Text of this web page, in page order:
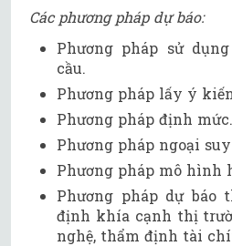
Các phương pháp dự báo:
Phương pháp sử
cầu.
Phương pháp lấy ý
Phương pháp định mức.
Phương pháp ngoại
Phương pháp mô hình
Phương pháp dự
định khía cạnh thị
nghệ, thẩm định tài